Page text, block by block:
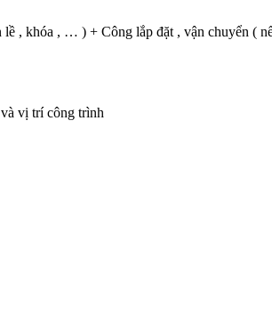
, khóa , … ) + Công lắp đặt , vận chuyển (
vị trí công trình